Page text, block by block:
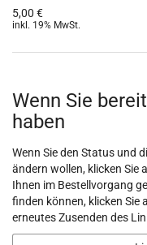
5,00 €
inkl. 19% MwSt.
Wenn Sie
haben
Wenn Sie den Status und
ändern wollen, klicken Sie
Ihnen im Bestellvorgang
finden können, klicken Sie
erneutes Zusenden des